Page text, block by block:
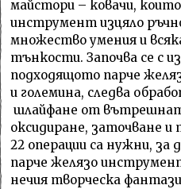
майстори – ковачи,
инструмент изцяло
множество умения и
тънкости. Започва се с
подходящото парче
и големина, следва
шлайфане от
оксидиране, заточване
22 операции са нужни, за
парче желязо
нечия творческа